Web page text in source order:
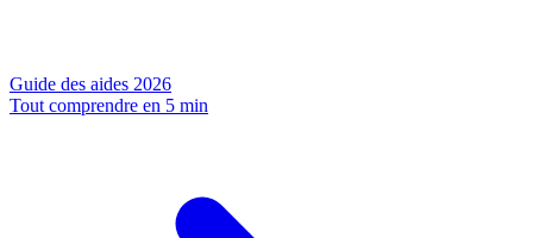
Guide des aides 2026
Tout comprendre en 5 min